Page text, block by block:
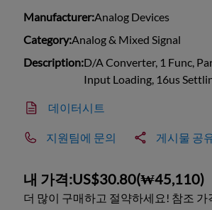
Manufacturer:Analog Devices
Category:Analog & Mixed Signal
Description:D/A Converter, 1 Func,
Input Loading, 16us
데이터시트
지원팀에 문의 게시물 공
내 가격:US$30.80(₩45,110)
더 많이 구매하고 절약하세요! 참조 가